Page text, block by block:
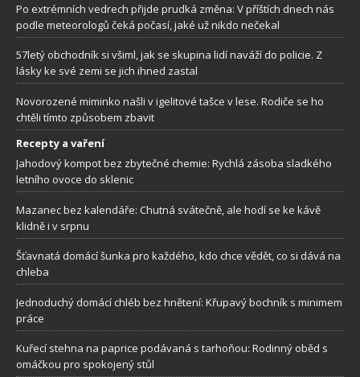
Po extrémních vedrech přijde prudká změna: V příštích dnech nás
podle meteorologů čeká počasí, jaké už nikdo nečekal
57letý obchodník si všiml, jak se skupina lidí naváží do policie. Z
lásky ke své zemi se jich ihned zastal
Novorozené miminko našli v igelitové tašce v lese. Rodiče se ho
chtěli tímto způsobem zbavit
Recepty a vaření
Jahodový kompot bez zbytečné chemie: Rychlá zásoba sladkého
letního ovoce do sklenic
Mazanec bez kalendáře: Chutná svátečně, ale hodí se ke kávě
klidně i v srpnu
Šťavnatá domácí šunka pro každého, kdo chce vědět, co si dává na
chleba
Jednoduchý domácí chléb bez hnětení: Křupavý bochník s minimem
práce
Kuřecí stehna na paprice podávaná s tarhoňou: Rodinný oběd s
omáčkou pro spokojený stůl